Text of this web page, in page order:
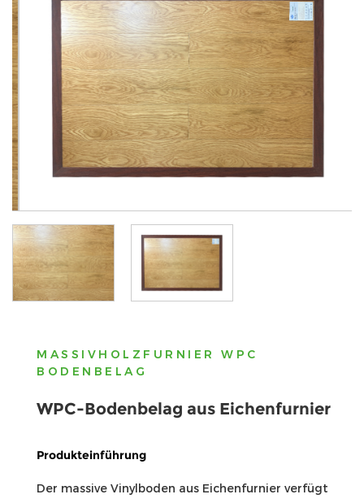
MASSIVHOLZFURNIER WPC
BODENBELAG
WPC-Bodenbelag aus Eichenfurnier
Produkteinführung
Der massive Vinylboden aus Eichenfurnier verfügt